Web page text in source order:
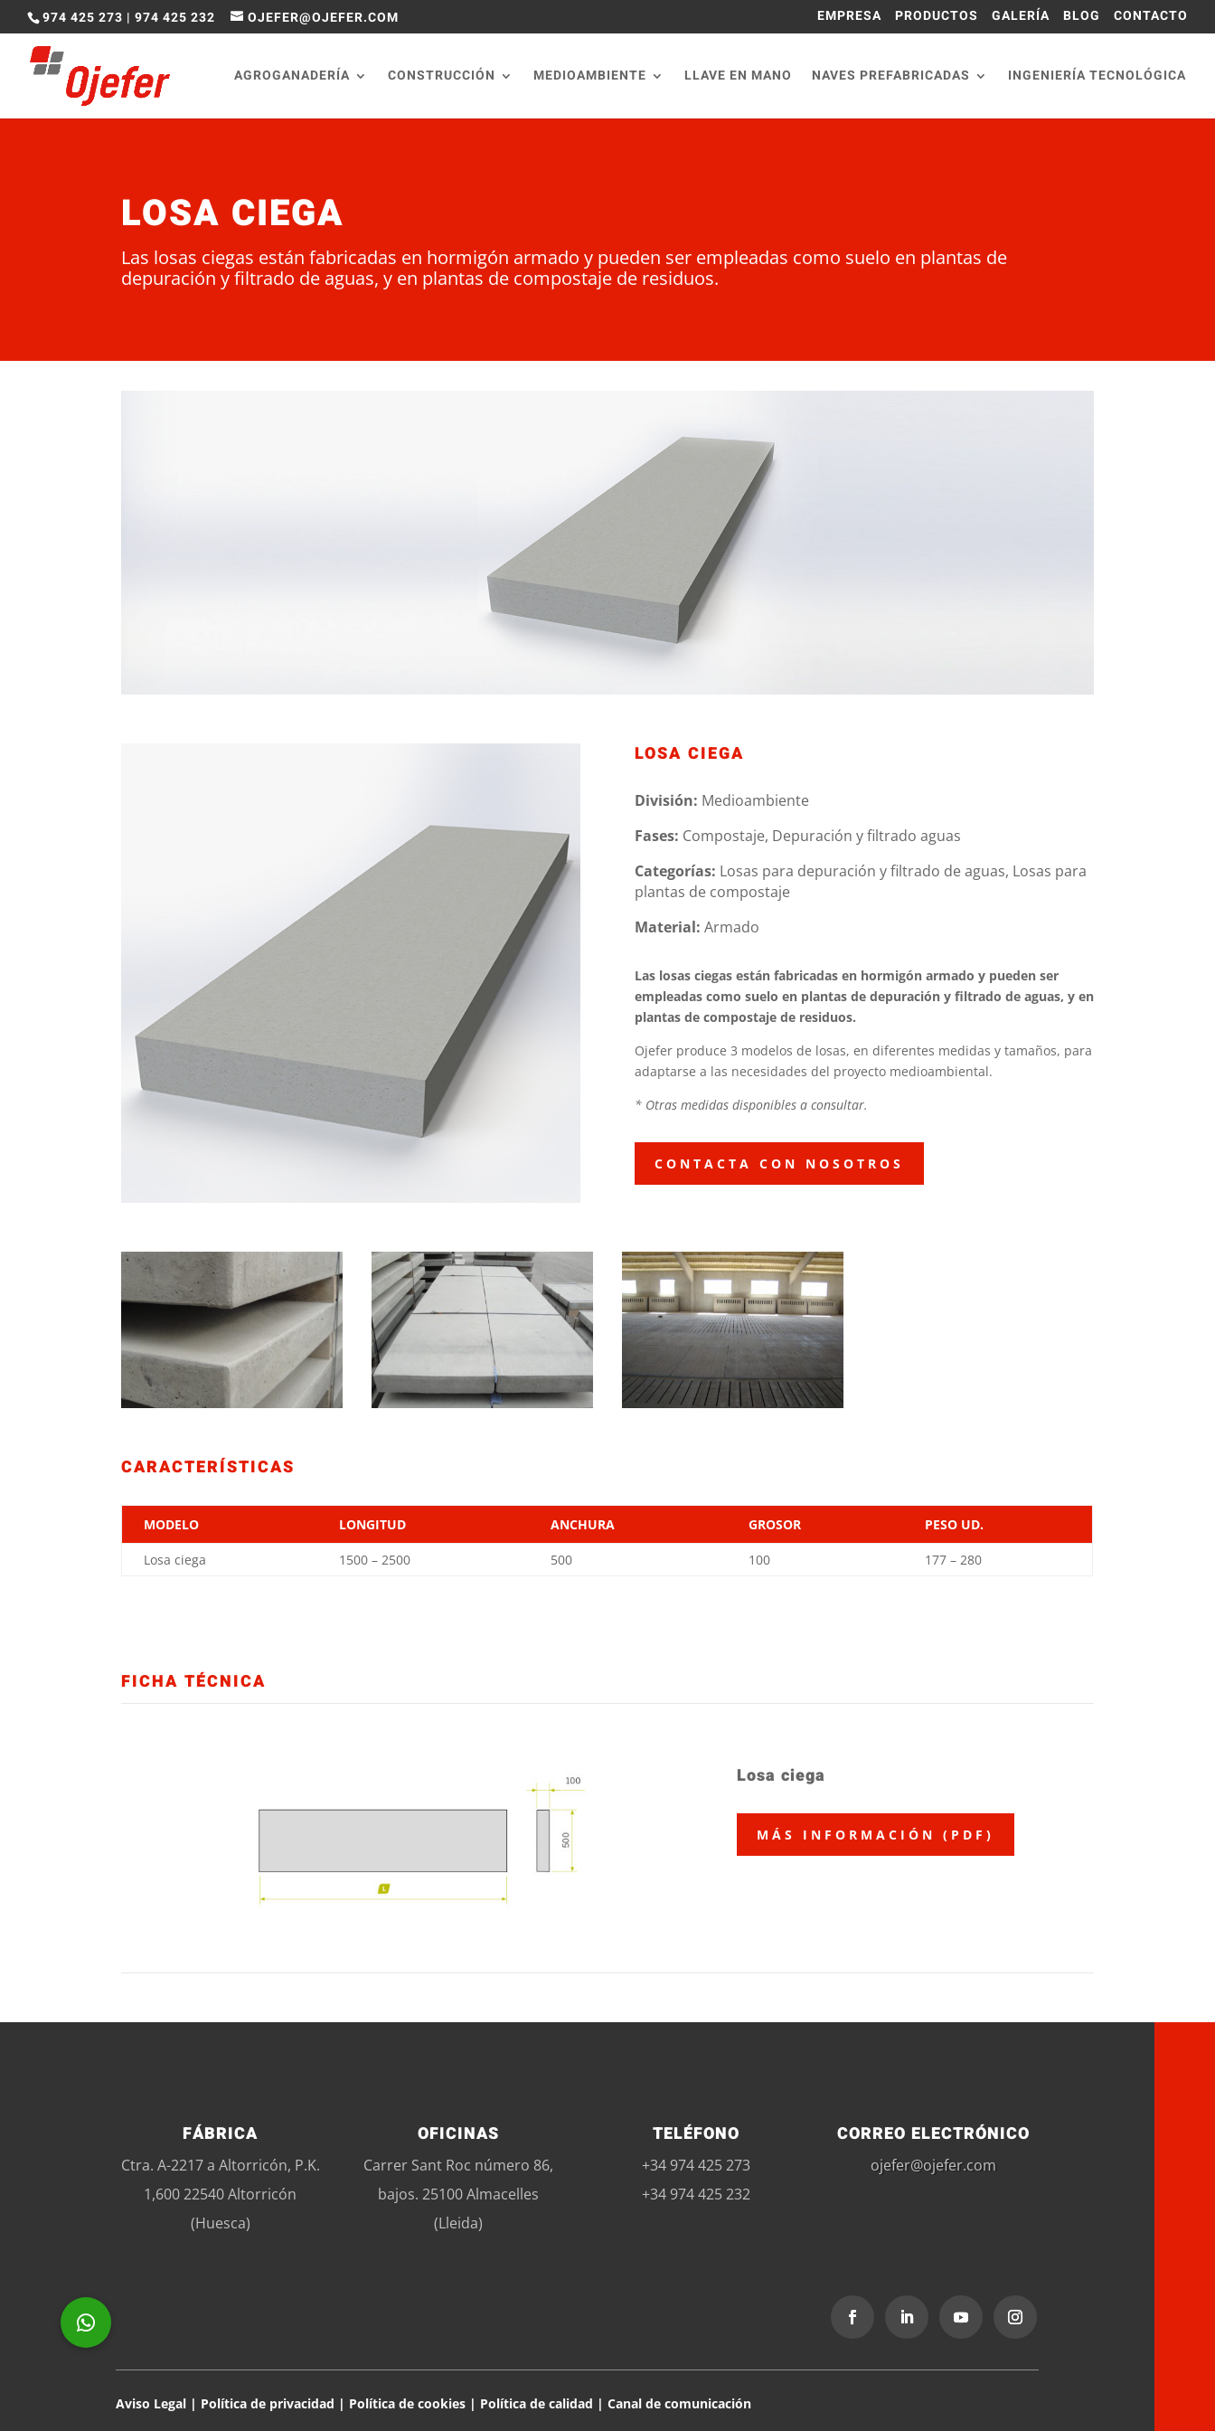
974 425 273 | 974 425 232 OJEFER@OJEFER.COM EMPRESA PRODUCTOS GALERÍA BLOG CONTACTO
AGROGANADERÍA CONSTRUCCIÓN MEDIOAMBIENTE LLAVE EN MANO NAVES PREFABRICADAS INGENIERÍA TECNOLÓGICA
LOSA CIEGA
Las losas ciegas están fabricadas en hormigón armado y pueden ser empleadas como suelo en plantas de
depuración y filtrado de aguas, y en plantas de compostaje de residuos.
LOSA CIEGA
División: Medioambiente
Fases: Compostaje, Depuración y filtrado aguas
Categorías: Losas para depuración y filtrado de aguas, Losas para
plantas de compostaje
Material: Armado
Las losas ciegas están fabricadas en hormigón armado y pueden ser
empleadas como suelo en plantas de depuración y filtrado de aguas, y en
plantas de compostaje de residuos.
Ojefer produce 3 modelos de losas, en diferentes medidas y tamaños, para
adaptarse a las necesidades del proyecto medioambiental.
* Otras medidas disponibles a consultar.
CONTACTA CON NOSOTROS
CARACTERÍSTICAS
MODELO LONGITUD ANCHURA GROSOR PESO UD.
Losa ciega 1500 – 2500 500 100 177 – 280
FICHA TÉCNICA
Losa ciega
MÁS INFORMACIÓN (PDF)
FÁBRICA
Ctra. A-2217 a Altorricón, P.K.
1,600 22540 Altorricón
(Huesca)
OFICINAS
Carrer Sant Roc número 86,
bajos. 25100 Almacelles
(Lleida)
TELÉFONO
+34 974 425 273
+34 974 425 232
CORREO ELECTRÓNICO
ojefer@ojefer.com
Aviso Legal | Política de privacidad | Política de cookies| Política de calidad | Canal de comunicación